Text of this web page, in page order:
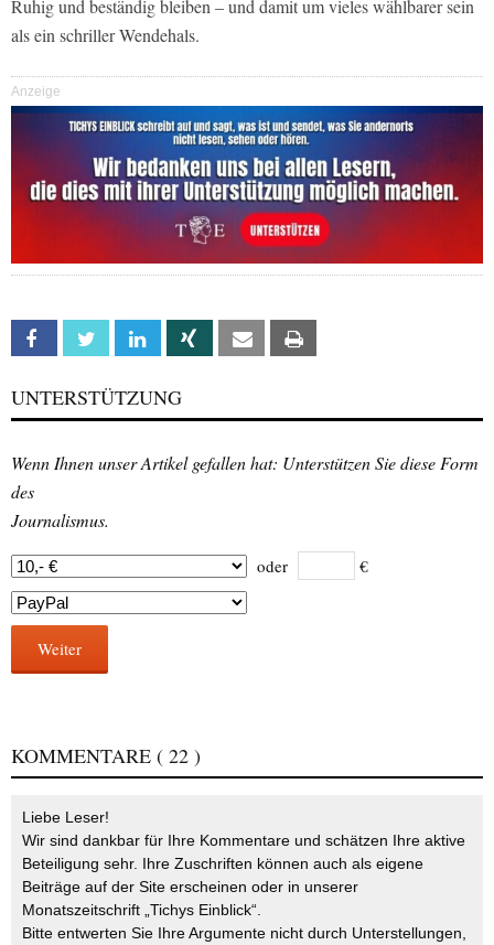
Ruhig und beständig bleiben – und damit um vieles wählbarer sein
als ein schriller Wendehals.
Anzeige
Facebook Twitter Linkedin Xing Email
UNTERSTÜTZUNG
Wenn Ihnen unser Artikel gefallen hat: Unterstützen Sie diese Form
des
Journalismus.
oder €
Weiter
KOMMENTARE ( 22 )
Liebe Leser!
Wir sind dankbar für Ihre Kommentare und schätzen Ihre aktive
Beteiligung sehr. Ihre Zuschriften können auch als eigene
Beiträge auf der Site erscheinen oder in unserer
Monatszeitschrift „Tichys Einblick“.
Bitte entwerten Sie Ihre Argumente nicht durch Unterstellungen,